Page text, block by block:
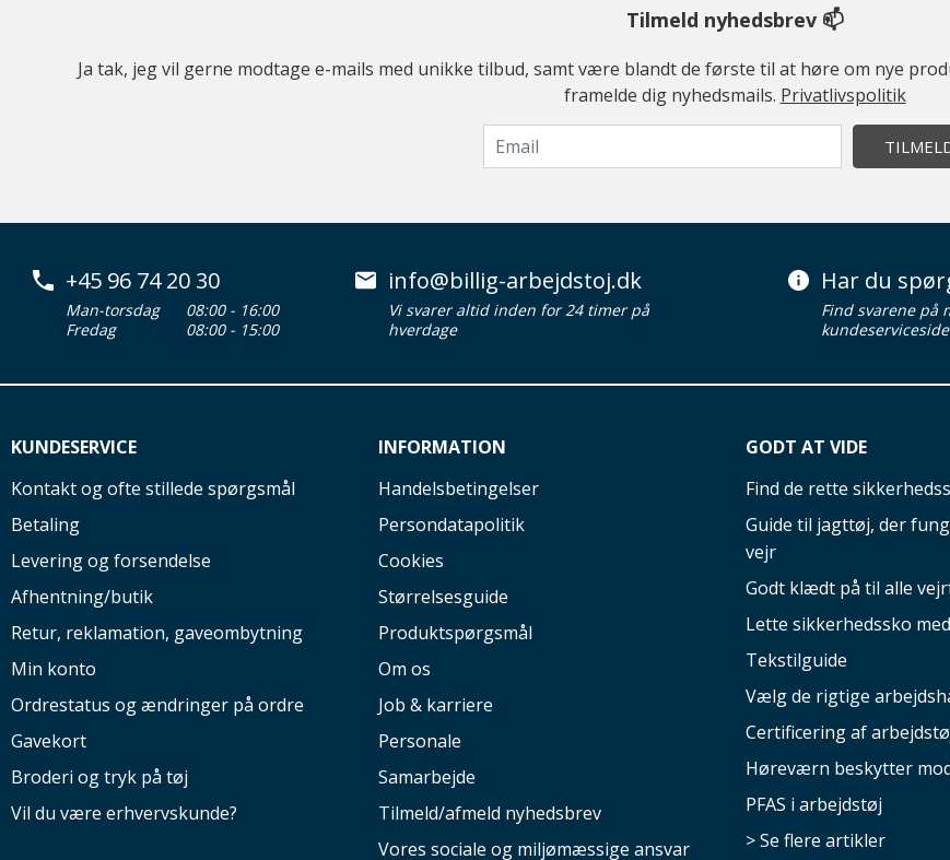
Tilmeld nyhedsbrev 📫
Ja tak, jeg vil gerne modtage e-mails med unikke tilbud, samt være blandt de første til at høre om nye
framelde dig nyhedsmails. Privatlivspolitik
+45 96 74 20 30
Man-torsdag
08:00 - 16:00
Fredag
08:00 - 15:00
info@billig-arbejdstoj.dk
Vi svarer altid inden for 24 timer på
hverdage
Har du
Find svarene på
KUNDESERVICE
Kontakt og ofte stillede spørgsmål
Betaling
Levering og forsendelse
Afhentning/butik
Retur, reklamation, gaveombytning
Min konto
Ordrestatus og ændringer på ordre
Gavekort
Broderi og tryk på tøj
Vil du være erhvervskunde?
INFORMATION
Handelsbetingelser
Persondatapolitik
Cookies
Størrelsesguide
Produktspørgsmål
Om os
Job & karriere
Personale
Samarbejde
Tilmeld/afmeld nyhedsbrev
Vores sociale og miljømæssige ansvar
GODT AT VIDE
Find de rette
Guide til jagttøj, der
vejr
Godt klædt på til alle
Lette sikkerhedssko
Tekstilguide
Vælg de rigtige
Certificering af
Høreværn beskytter
PFAS i arbejdstøj
> Se flere artikler